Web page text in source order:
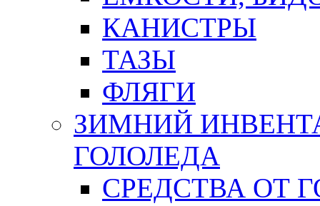
КАНИСТРЫ
ТАЗЫ
ФЛЯГИ
ЗИМНИЙ
ГОЛОЛЕДА
СРЕДСТВА ОТ